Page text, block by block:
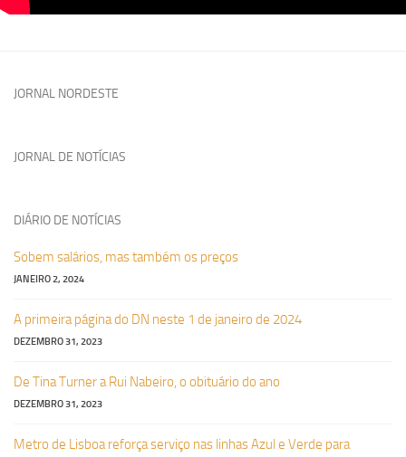
JORNAL NORDESTE
JORNAL DE NOTÍCIAS
DIÁRIO DE NOTÍCIAS
Sobem salários, mas também os preços
JANEIRO 2, 2024
A primeira página do DN neste 1 de janeiro de 2024
DEZEMBRO 31, 2023
De Tina Turner a Rui Nabeiro, o obituário do ano
DEZEMBRO 31, 2023
Metro de Lisboa reforça serviço nas linhas Azul e Verde para